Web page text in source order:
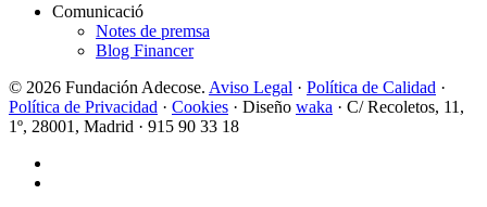
Comunicació
Notes de premsa
Blog Financer
© 2026 Fundación Adecose. Aviso Legal · Política de Calidad ·
Política de Privacidad · Cookies · Diseño waka · C/ Recoletos, 11,
1º, 28001, Madrid · 915 90 33 18